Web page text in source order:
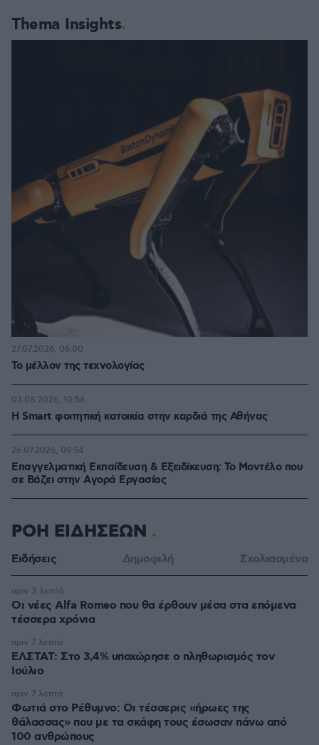
Thema Insights
Το μέλλον της τεχνολογίας
27.07.2026, 06:00
Η Smart φοιτητική κατοικία στην καρδιά της Αθήνας
03.08.2026, 10:56
Επαγγελματική Εκπαίδευση & Εξειδίκευση: Το Mοντέλο που
σε Bάζει στην Aγορά Eργασίας
26.07.2026, 09:54
ΡΟΗ ΕΙΔΗΣΕΩΝ
Ειδήσεις Δημοφιλή Σχολιασμένα
Οι νέες Alfa Romeo που θα έρθουν μέσα στα επόμενα
τέσσερα χρόνια
πριν 3 λεπτά
ΕΛΣΤΑΤ: Στο 3,4% υποχώρησε ο πληθωρισμός τον
Ιούλιο
πριν 7 λεπτά
Φωτιά στο Ρέθυμνο: Οι τέσσερις «ήρωες της
θάλασσας» που με τα σκάφη τους έσωσαν πάνω από
100 ανθρώπους
πριν 7 λεπτά